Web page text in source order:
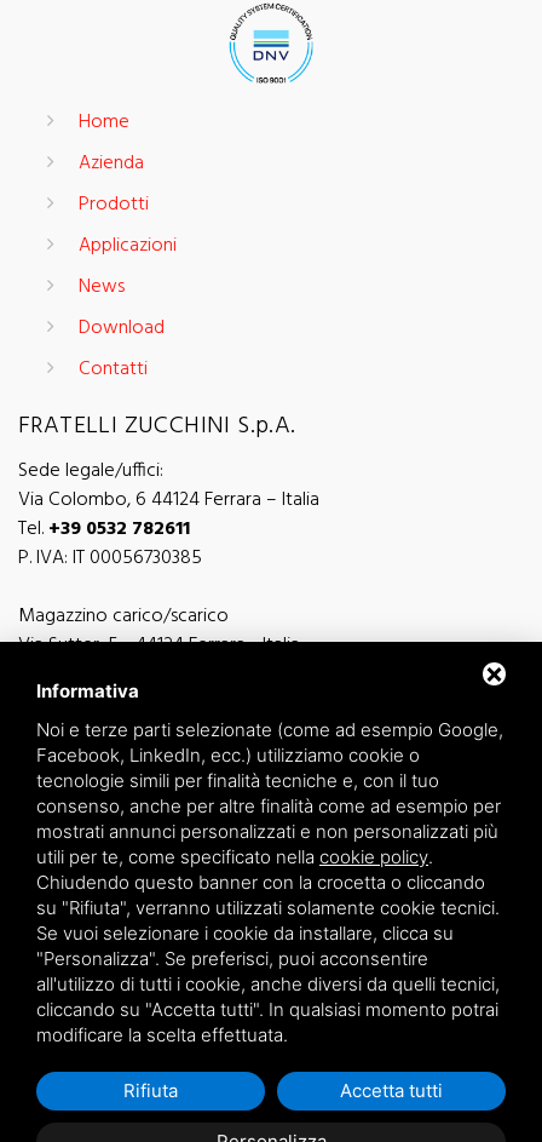
Home
Azienda
Prodotti
Applicazioni
News
Download
Contatti
FRATELLI ZUCCHINI S.p.A.
Sede legale/uffici:
Via Colombo, 6 44124 Ferrara – Italia
Tel.+39 0532 782611
P. IVA: IT 00056730385
Magazzino carico/scarico
Via Sutter, 5 - 44124 Ferrara - Italia
Via Finati 4/L - 4/M - 44124 Ferrara - Italia
informazioni generiche
info@zucchini.it
ufficio commerciale
commerciale@zucchini.it
Privacy/Sitemap
Informativa
Noi e terze parti selezionate (come ad esempio Google,
Facebook, LinkedIn, ecc.) utilizziamo cookie o
tecnologie simili per finalità tecniche e, con il tuo
consenso, anche per altre finalità come ad esempio per
mostrati annunci personalizzati e non personalizzati più
utili per te, come specificato nella cookie policy.
Chiudendo questo banner con la crocetta o cliccando
su "Rifiuta", verranno utilizzati solamente cookie tecnici.
Se vuoi selezionare i cookie da installare, clicca su
"Personalizza". Se preferisci, puoi acconsentire
all'utilizzo di tutti i cookie, anche diversi da quelli tecnici,
cliccando su "Accetta tutti". In qualsiasi momento potrai
modificare la scelta effettuata.
Rifiuta Accetta tutti